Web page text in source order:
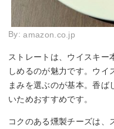
By:amazon.co.jp
ストレートは、ウイスキー
しめるのが魅力です。ウイ
まみを選ぶのが基本。香ば
いためおすすめです。
コクのある燻製チーズは、